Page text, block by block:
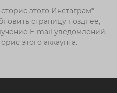
этого Инстаграм*
страницу позднее,
E-mail уведомлений,
этого аккаунта.